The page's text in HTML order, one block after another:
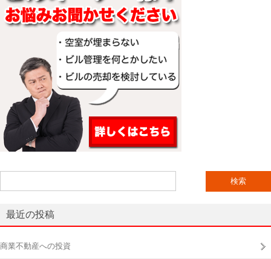
索:
最近の投稿
商業不動産への投資